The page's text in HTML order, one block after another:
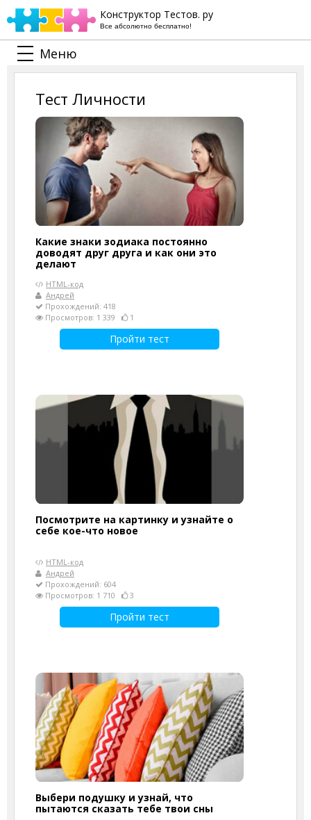
Конструктор Тестов. ру
Все абсолютно бесплатно!
Меню
Тест Личности
Какие знаки зодиака постоянно
доводят друг друга и как они это
делают
HTML-код
Андрей
Прохождений: 418
Просмотров: 1 339
1
Пройти тест
Посмотрите на картинку и узнайте о
себе кое-что новое
HTML-код
Андрей
Прохождений: 604
Просмотров: 1 710
3
Пройти тест
Выбери подушку и узнай, что
пытаются сказать тебе твои сны